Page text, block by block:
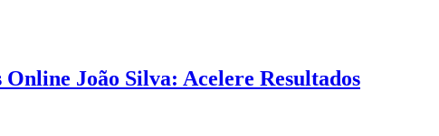
João Silva: Acelere Resultados